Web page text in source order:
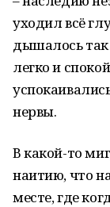
уходил всё
дышалось так
легко и
нервы.
В какой-то
наитию, что
месте, где